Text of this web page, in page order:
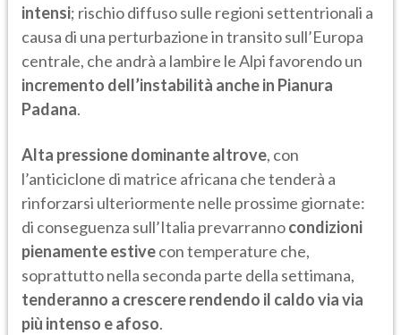
intensi; rischio diffuso sulle regioni settentrionali a
causa di una perturbazione in transito sull’Europa
centrale, che andrà a lambire le Alpi favorendo un
incremento dell’instabilità anche in Pianura
Padana.
Alta pressione dominante altrove, con
l’anticiclone di matrice africana che tenderà a
rinforzarsi ulteriormente nelle prossime giornate:
di conseguenza sull’Italia prevarrannocondizioni
pienamente estivecon temperature che,
soprattutto nella seconda parte della settimana,
tenderanno a crescere rendendo il caldo via via
più intenso e afoso.